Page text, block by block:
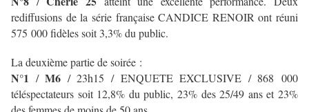
rediffusions de la série française CANDICE RENOIR ont réuni
575 000 fidèles soit 3,3% du public.
La deuxième partie de soirée :
N°1 /M6 / 23h15 / ENQUETE EXCLUSIVE / 868 000
téléspectateurs soit 12,8% du public, 23% des 25/49 ans et 23%